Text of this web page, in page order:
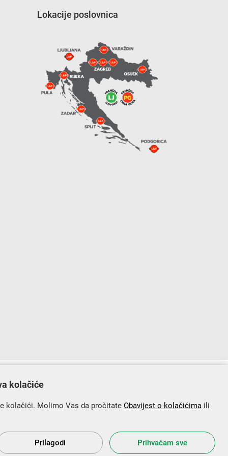
Lokacije poslovnica
kolačiće
kolačići. Molimo Vas da pročitate Obavijest o kolačićima ili
Prilagodi Prihvaćam sve